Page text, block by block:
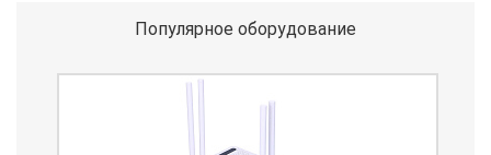
Популярное оборудование